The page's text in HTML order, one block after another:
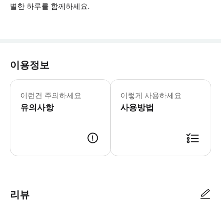
별한 하루를 함께하세요.
이용정보
이런건 주의하세요
유의사항
이렇게 사용하세요
사용방법
리뷰